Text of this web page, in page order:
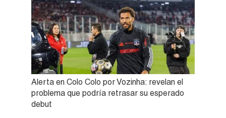
Alerta en Colo Colo por Vozinha: revelan el
problema que podría retrasar su esperado
debut